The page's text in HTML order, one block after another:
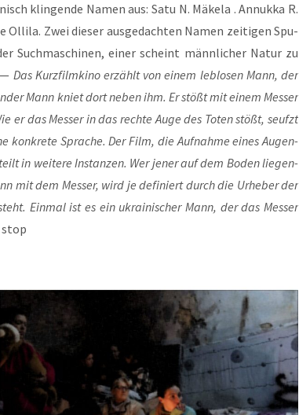
klin­gen­de Namen aus: Satu N. Mäke­la . Annuk­ka R.
Olli­la. Zwei die­ser aus­ge­dach­ten Namen zei­ti­gen Spu­
Such­ma­schi­nen, einer scheint männ­li­cher Natur zu
Das Kurz­film­ki­no erzählt von einem leb­lo­sen Mann, der
Mann kniet dort neben ihm. Er stößt mit einem Mes­ser
er das Mes­ser in das rech­te Auge des Toten stößt, seufzt
kon­kre­te Spra­che. Der Film, die Auf­nah­me eines Augen­
in wei­te­re Instan­zen. Wer jener auf dem Boden lie­gen­
mit dem Mes­ser, wird je defi­niert durch die Urhe­ber der
Ein­mal ist es ein ukrai­ni­scher Mann, der das Mes­ser